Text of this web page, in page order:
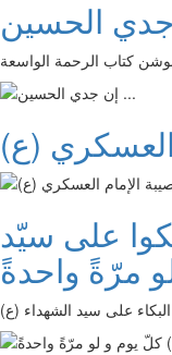
كتاب الرحمة الواسعة
(ع)
على سيّد
مرّةً واحدةً
على سيد الشهداء (ع)